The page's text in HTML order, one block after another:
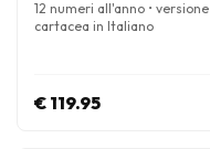
12 numeri all'anno • versione
cartacea in Italiano
€ 119.95